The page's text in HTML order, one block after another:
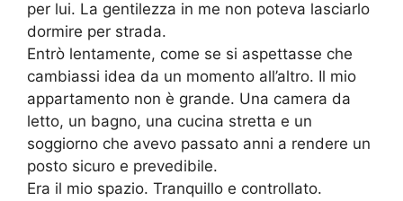
per lui. La gentilezza in me non poteva lasciarlo
dormire per strada.
Entrò lentamente, come se si aspettasse che
cambiassi idea da un momento all’altro. Il mio
appartamento non è grande. Una camera da
letto, un bagno, una cucina stretta e un
soggiorno che avevo passato anni a rendere un
posto sicuro e prevedibile.
Era il mio spazio. Tranquillo e controllato.